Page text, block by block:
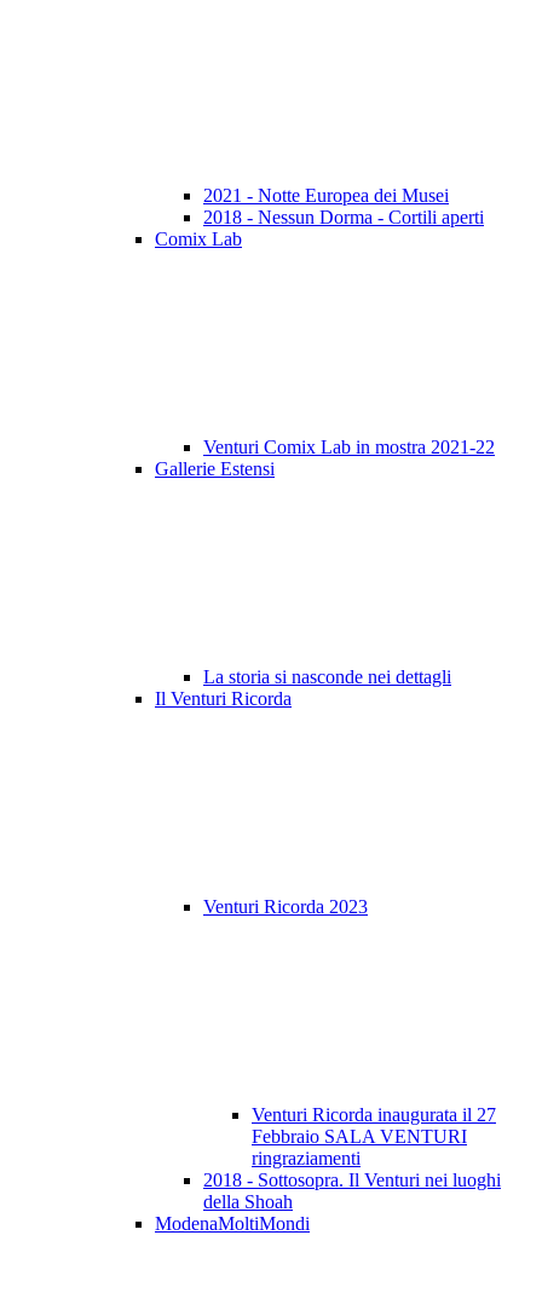
2021 - Notte Europea dei Musei
2018 - Nessun Dorma - Cortili aperti
Comix Lab
Venturi Comix Lab in mostra 2021-22
Gallerie Estensi
La storia si nasconde nei dettagli
Il Venturi Ricorda
Venturi Ricorda 2023
Venturi Ricorda inaugurata il 27
Febbraio SALA VENTURI
ringraziamenti
2018 - Sottosopra. Il Venturi nei luoghi
della Shoah
ModenaMoltiMondi